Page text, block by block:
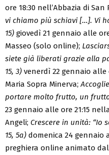
ore 18:30 nell’Abbazia di San
vi chiamo più schiavi […]. Vi
15) giovedì 21 gennaio alle
Masseo (solo online);
siete già liberati grazie alla
15, 3) venerdì 22 gennaio alle
Maria Sopra Minerva;
portare molto frutto, un frutto
23 gennaio alle ore 21:15
Angeli; Crescere in unità: “Io
15, 5a) domenica 24 gennaio
preghiera online animato